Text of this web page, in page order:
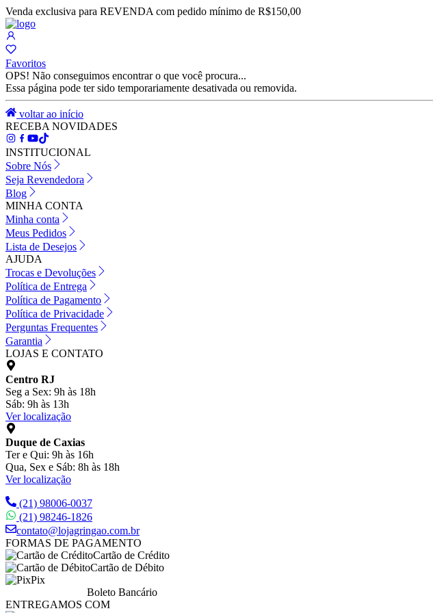
Venda exclusiva para REVENDA com pedido mínimo de R$150,00
Favoritos
OPS! Não conseguimos encontrar o que você procura...
Essa página pode ter sido temporariamente desativada ou removida.
voltar ao início
RECEBA NOVIDADES
INSTITUCIONAL
Sobre Nós
Seja Revendedora
Blog
MINHA CONTA
Minha conta
Meus Pedidos
Lista de Desejos
AJUDA
Trocas e Devoluções
Política de Entrega
Política de Pagamento
Política de Privacidade
Perguntas Frequentes
Garantia
LOJAS E CONTATO
Centro RJ
Seg a Sex: 9h às 18h
Sáb: 9h às 13h
Ver localização
Duque de Caxias
Ter e Qui: 9h às 16h
Qua, Sex e Sáb: 8h às 18h
Ver localização
(21) 98006-0037
(21) 98246-1826
contato@lojagringao.com.br
FORMAS DE PAGAMENTO
Cartão de Crédito
Cartão de Débito
Pix
Boleto Bancário
ENTREGAMOS COM